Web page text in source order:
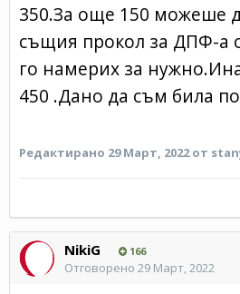
350.За още 150 можеше
същия прокол за ДПФ-а
го намерих за
450 .Дано да съм била
Редактирано 29 Март, 2022от
NikiG 166
Отговорено 29 Март, 2022